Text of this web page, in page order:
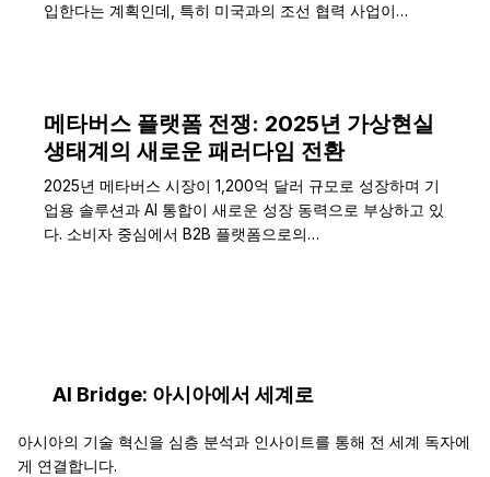
입한다는 계획인데, 특히 미국과의 조선 협력 사업이…
메타버스 플랫폼 전쟁: 2025년 가상현실
생태계의 새로운 패러다임 전환
2025년 메타버스 시장이 1,200억 달러 규모로 성장하며 기
업용 솔루션과 AI 통합이 새로운 성장 동력으로 부상하고 있
다. 소비자 중심에서 B2B 플랫폼으로의…
AI Bridge: 아시아에서 세계로
아시아의 기술 혁신을 심층 분석과 인사이트를 통해 전 세계 독자에
게 연결합니다.